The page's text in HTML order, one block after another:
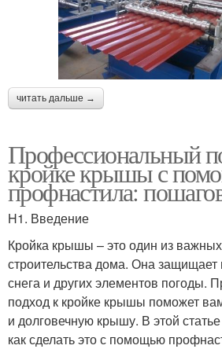
читать дальше →
Профессиональный
кройке крышы с
профнастила:
H1. Введение
Кройка крышы – это один из
строительства дома. Она
снега и других элементов погоды.
подход к кройке крышы поможет
и долговечную крышу. В этой
как сделать это с помощью